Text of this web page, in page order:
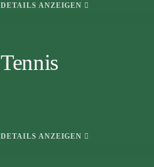
DETAILS ANZEIGEN
Tennis
DETAILS ANZEIGEN